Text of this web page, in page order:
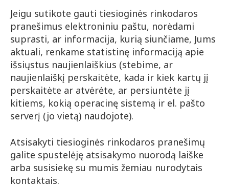
Jeigu sutikote gauti tiesioginės rinkodaros
pranešimus elektroniniu paštu, norėdami
suprasti, ar informacija, kurią siunčiame, Jums
aktuali, renkame statistinę informaciją apie
išsiųstus naujienlaiškius (stebime, ar
naujienlaiškį perskaitėte, kada ir kiek kartų jį
perskaitėte ar atvėrėte, ar persiuntėte jį
kitiems, kokią operacinę sistemą ir el. pašto
serverį (jo vietą) naudojote).
Atsisakyti tiesioginės rinkodaros pranešimų
galite spustelėję atsisakymo nuorodą laiške
arba susisiekę su mumis žemiau nurodytais
kontaktais.